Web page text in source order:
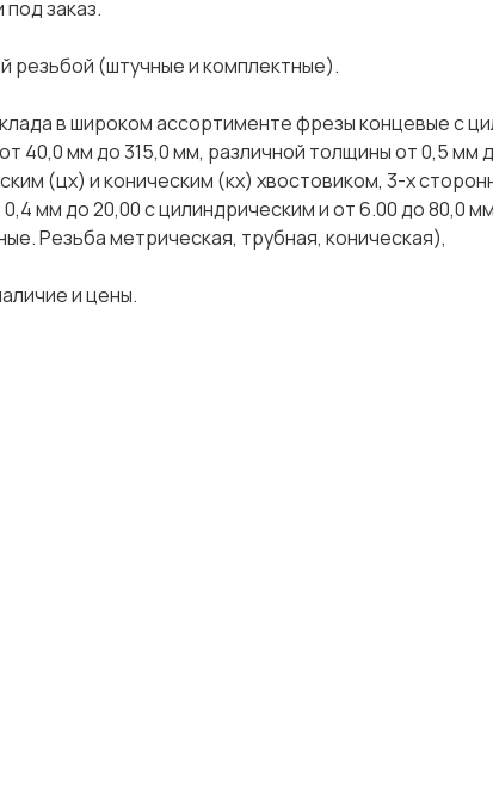
заказ.
резьбой (штучные и комплектные).
в широком ассортименте фрезы концевые с
40,0 мм до 315,0 мм, различной толщины от 0,5 мм
(цх) и коническим (кх) хвостовиком, 3-х
мм до 20,00 с цилиндрическим и от 6.00 до 80,0
Резьба метрическая, трубная, коническая),
и цены.